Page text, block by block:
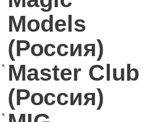
Models
(Россия)
Master Club
(Россия)